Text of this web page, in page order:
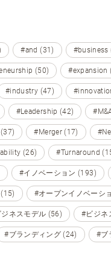
#and (31) #business
(50) #expansion
#industry (47)
#Leadership (42)
#Merger (17)
(26) #Turnaround
#イノベーション (193)
#オープンイノベーシ
ネスモデル (56) #ビジネ
#ブランディング (24) #ブ